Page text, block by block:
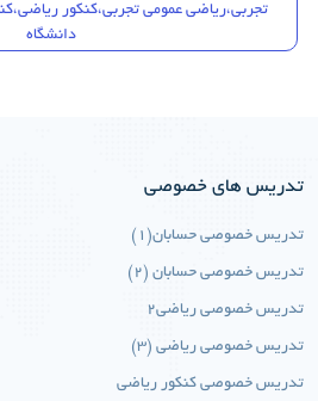
دانشگاه
تدریس های خصوصی
تدریس خصوصی حسابان(1)
تدریس خصوصی حسابان (2)
تدریس خصوصی ریاضی2
تدریس خصوصی ریاضی (3)
تدریس خصوصی کنکور ریاضی